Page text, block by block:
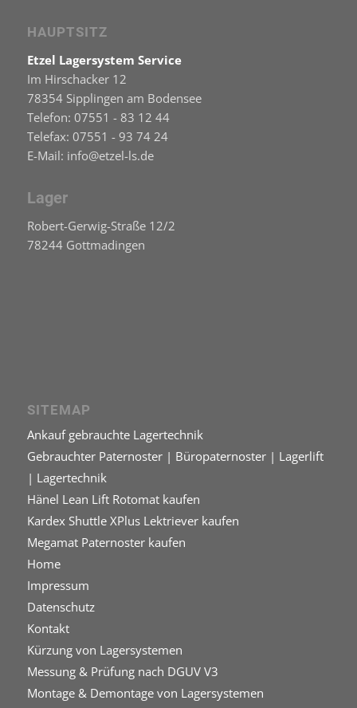
HAUPTSITZ
Etzel Lagersystem Service
Im Hirschacker 12
78354 Sipplingen am Bodensee
Telefon: 07551 - 83 12 44
Telefax: 07551 - 93 74 24
E-Mail: info@etzel-ls.de
Lager
Robert-Gerwig-Straße 12/2
78244 Gottmadingen
SITEMAP
Ankauf gebrauchte Lagertechnik
Gebrauchter Paternoster | Büropaternoster | Lagerlift
| Lagertechnik
Hänel Lean Lift Rotomat kaufen
Kardex Shuttle XPlus Lektriever kaufen
Megamat Paternoster kaufen
Home
Impressum
Datenschutz
Kontakt
Kürzung von Lagersystemen
Messung & Prüfung nach DGUV V3
Montage & Demontage von Lagersystemen